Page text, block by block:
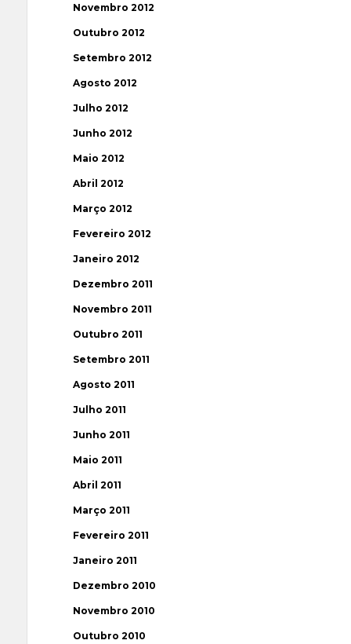
Novembro 2012
Outubro 2012
Setembro 2012
Agosto 2012
Julho 2012
Junho 2012
Maio 2012
Abril 2012
Março 2012
Fevereiro 2012
Janeiro 2012
Dezembro 2011
Novembro 2011
Outubro 2011
Setembro 2011
Agosto 2011
Julho 2011
Junho 2011
Maio 2011
Abril 2011
Março 2011
Fevereiro 2011
Janeiro 2011
Dezembro 2010
Novembro 2010
Outubro 2010